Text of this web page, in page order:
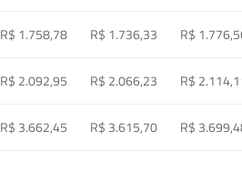
R$ 1.758,78 R$ 1.736,33 R$
R$ 2.092,95 R$ 2.066,23 R$
R$ 3.662,45 R$ 3.615,70 R$